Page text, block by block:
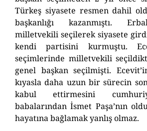
Türkeş siyasete resmen dahil
başkanlığı kazanmıştı.
milletvekili seçilerek siyasete
kendi partisini kurmuştu.
seçimlerinde milletvekili
genel başkan seçilmişti.
kıyasla daha uzun bir sürecin
kabul ettirmesini
babalarından İsmet Paşa’nın
hayatına bağlamak yanlış olmaz.